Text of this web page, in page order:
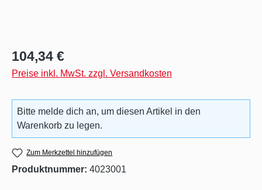
Regulärer Preis:
104,34 €
Preise inkl. MwSt. zzgl. Versandkosten
Bitte melde dich an, um diesen Artikel in den
Warenkorb zu legen.
Zum Merkzettel hinzufügen
Produktnummer: 4023001